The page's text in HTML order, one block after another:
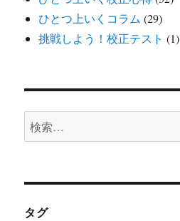
ひとつ上いくコラム (29)
挑戦しよう！校正テスト (1)
検
索:
タグ